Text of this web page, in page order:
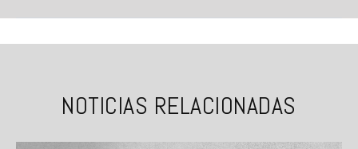
NOTICIAS RELACIONADAS